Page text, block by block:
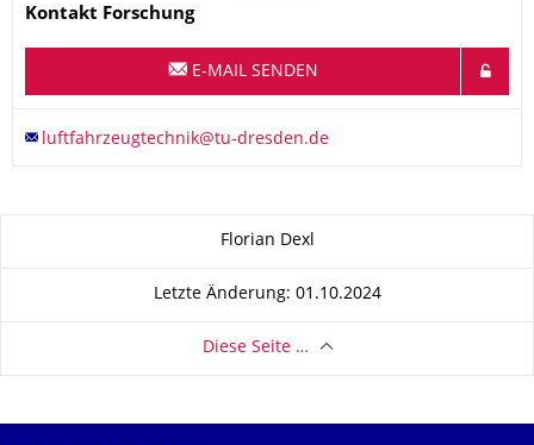
Name
Kontakt Forschung
E-MAIL SENDEN
Florian Dexl
Letzte Änderung: 01.10.2024
Diese Seite …